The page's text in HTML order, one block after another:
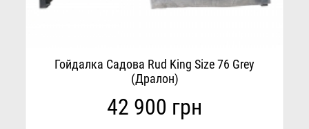
Гойдалка Садова Rud King Size 76 Grey
(Дралон)
42 900 грн